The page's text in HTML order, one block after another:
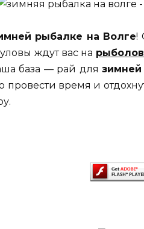
рыбалке на Волге!
ждут вас на
база — рай для
провести время и